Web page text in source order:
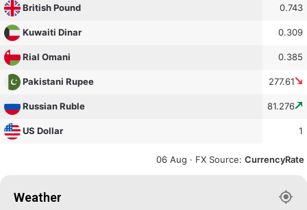
British Pound 0.743
Kuwaiti Dinar 0.309
Rial Omani 0.385
Pakistani Rupee 277.61
Russian Ruble 81.276
US Dollar 1
06 Aug · FX Source: CurrencyRate
Weather